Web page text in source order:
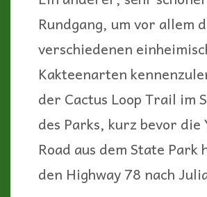
Rundgang, um vor allem
verschiedenen
Kakteenarten
der Cactus Loop Trail im
des Parks, kurz bevor die
Road aus dem State Park
den Highway 78 nach